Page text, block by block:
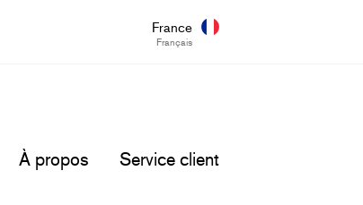
À propos Service client
France
Français